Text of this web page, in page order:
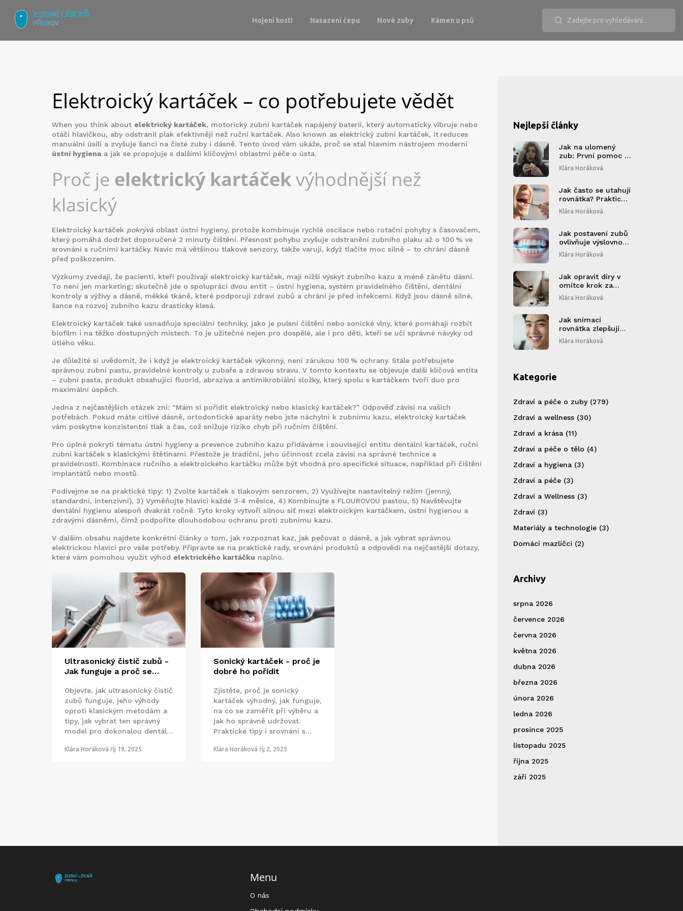
Hojení kosti Nasazení čepu Nové zuby Kámen u psů
Elektro​ický kartáček – co potřebujete vědět
When you think about elektrický kartáček, motorický zubní kartáček napájený baterií, který automaticky vibruje nebo
otáčí hlavičkou, aby odstranil plak efektivněji než ruční kartáček. Also known as elektrický zubní kartáček, it reduces
manuální úsilí a zvyšuje šanci na čisté zuby i dásně. Tento úvod vám ukáže, proč se stal hlavním nástrojem moderní
ústní hygiena a jak se propojuje s dalšími klíčovými oblastmi péče o ústa.
Proč je elektrický kartáčekvýhodnější než
klasický
Elektro​ický kartáček pokrývá oblast ústní hygieny, protože kombinuje rychlé oscilace nebo rotační pohyby s časovačem,
který pomáhá dodržet doporučené 2 minuty čištění. Přesnost pohybu zvyšuje odstranění zubního plaku až o 100 % ve
srovnání s ručními kartáčky. Navíc má většinou tlakové senzory, takže varují, když tlačíte moc silně – to chrání dásně
před poškozením.
Výzkumy zvedají, že pacienti, kteří používají elektro​ický kartáček, mají nižší výskyt zubního kazu a méně zánětu dásní.
To není jen marketing; skutečně jde o spolupráci dvou entit – ústní hygiena, systém pravidelného čištění, dentální
kontroly a výživy a dásně, měkké tkáně, které podporují zdraví zubů a chrání je před infekcemi. Když jsou dásně silné,
šance na rozvoj zubního kazu drasticky klesá.
Elektro​ický kartáček také usnadňuje speciální techniky, jako je pulsní čištění nebo sonické vlny, které pomáhají rozbít
biofilm i na těžko dostupných místech. To je užitečné nejen pro dospělé, ale i pro děti, kteří se učí správné návyky od
útlého věku.
Je důležité si uvědomit, že i když je elektro​ický kartáček výkonný, není zárukou 100 % ochrany. Stále potřebujete
správnou zubní pastu, pravidelné kontroly u zubaře a zdravou stravu. V tomto kontextu se objevuje další klíčová entita
– zubní pasta, produkt obsahující fluorid, abraziva a antimikrobiální složky, který spolu s kartáčkem tvoří duo pro
maximální úspěch.
Jedna z nejčastějších otázek zní: “Mám si pořídit elektro​ický nebo klasický kartáček?” Odpověď závisí na vašich
potřebách. Pokud máte citlivé dásně, ortodontické aparáty nebo jste náchylní k zubnímu kazu, elektro​ický kartáček
vám poskytne konzistentní tlak a čas, což snižuje riziko chyb při ručním čištění.
Pro úplné pokrytí tématu ústní hygieny a prevence zubního kazu přidáváme i související entitu dentální kartáček, ruční
zubní kartáček s klasickými štětinami. Přestože je tradiční, jeho účinnost zcela závisí na správné technice a
pravidelnosti. Kombinace ručního a elektro​ického kartáčku může být vhodná pro specifické situace, například při čištění
implantátů nebo mostů.
Podívejme se na praktické tipy: 1) Zvolte kartáček s tlakovým senzorem, 2) Využívejte nastavitelný režim (jemný,
standardní, intenzivní), 3) Vyměňujte hlavici každé 3‑4 měsíce, 4) Kombinujte s FLOUROVOU pastou, 5) Navštěvujte
dentální hygienu alespoň dvakrát ročně. Tyto kroky vytvoří silnou síť mezi elektro​ickým kartáčkem, ústní hygienou a
zdravými dásněmi, čímž podpoříte dlouhodobou ochranu proti zubnímu kazu.
V dalším obsahu najdete konkrétní články o tom, jak rozpoznat kaz, jak pečovat o dásně, a jak vybrat správnou
elektrickou hlavici pro vaše potřeby. Připravte se na praktické rady, srovnání produktů a odpovědi na nejčastější dotazy,
které vám pomohou využít výhod elektrického kartáčku naplno.
Ultrasonický čistič zubů -
Jak funguje a proč se
Objevte, jak ultrasonický čistič
zubů funguje, jeho výhody
oproti klasickým metodám a
tipy, jak vybrat ten správný
model pro dokonalou dentální
Klára Horáková říj 19, 2025
Sonický kartáček - proč je
dobré ho pořídit
Zjistěte, proč je sonický
kartáček výhodný, jak funguje,
na co se zaměřit při výběru a
jak ho správně udržovat.
Praktické tipy i srovnání s
Klára Horáková říj 2, 2025
Nejlepší články
Jak na ulomený
zub: První pomoc a
další kroky pro
záchranu zubu
Klára Horáková
Jak často se utahují
rovnátka? Praktický
průvodce pro
pacienty
Klára Horáková
Jak postavení zubů
ovlivňuje výslovnost:
Propojení
ortodoncie a
Klára Horáková
Jak opravit díry v
omítce krok za
krokem
Klára Horáková
Jak snímací
rovnátka zlepšují
kvalitu života:
Komfort, vzhled a
Klára Horáková
Kategorie
Zdraví a péče o zuby (279)
Zdraví a wellness (30)
Zdraví a krása (11)
Zdraví a péče o tělo (4)
Zdraví a hygiena (3)
Zdraví a péče (3)
Zdraví a Wellness (3)
Zdraví (3)
Materiály a technologie (3)
Domácí mazlíčci (2)
Archivy
srpna 2026
července 2026
června 2026
května 2026
dubna 2026
března 2026
února 2026
ledna 2026
prosince 2025
listopadu 2025
října 2025
září 2025
Menu
O nás